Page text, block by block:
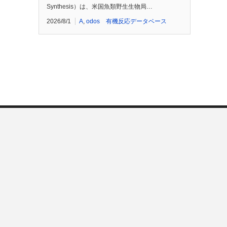
Synthesis）は、米国魚類野生生物局…
2026/8/1 A, odos 有機反応データベース